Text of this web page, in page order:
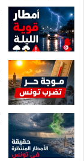
ت
أ
ث
رً